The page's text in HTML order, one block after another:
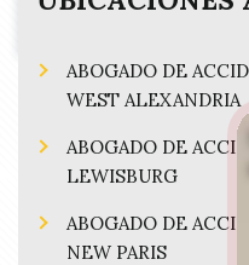
ABOGADO DE
WEST ALEXANDRIA
ABOGADO DE
LEWISBURG
ABOGADO DE
NEW PARIS